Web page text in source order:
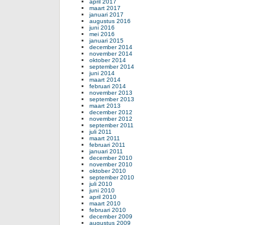
maart 2017
januari 2017
augustus 2016
juni 2016
mei 2016
januari 2015
december 2014
november 2014
oktober 2014
september 2014
juni 2014
maart 2014
februari 2014
november 2013
september 2013
maart 2013
december 2012
november 2012
september 2011
juli 2011
maart 2011
februari 2011
januari 2011
december 2010
november 2010
oktober 2010
september 2010
juli 2010
juni 2010
april 2010
maart 2010
februari 2010
december 2009
augustus 2009